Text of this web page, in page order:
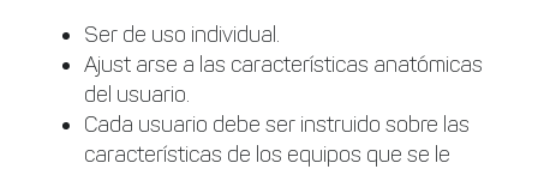
Ser de uso individual.
Ajust arse a las características anatómicas
del usuario.
Cada usuario debe ser instruido sobre las
características de los equipos que se le